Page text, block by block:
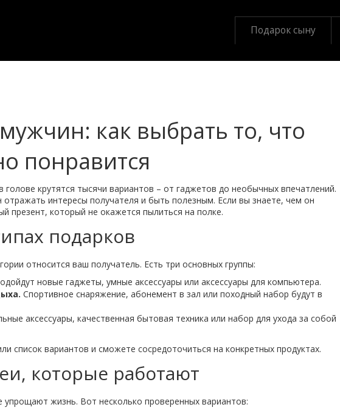
Подарок сыну
как выбрать то, что
понравится
крутятся тысячи вариантов – от гаджетов до необычных впечатлений.
интересы получателя и быть полезным. Если вы знаете, чем он
презент, который не окажется пылиться на полке.
подарков
относится ваш получатель. Есть три основных группы:
новые гаджеты, умные аксессуары или аксессуары для компьютера.
Спортивное снаряжение, абонемент в зал или походный набор будут в
аксессуары, качественная бытовая техника или набор для ухода за собой
список вариантов и сможете сосредоточиться на конкретных продуктах.
которые работают
упрощают жизнь. Вот несколько проверенных вариантов: